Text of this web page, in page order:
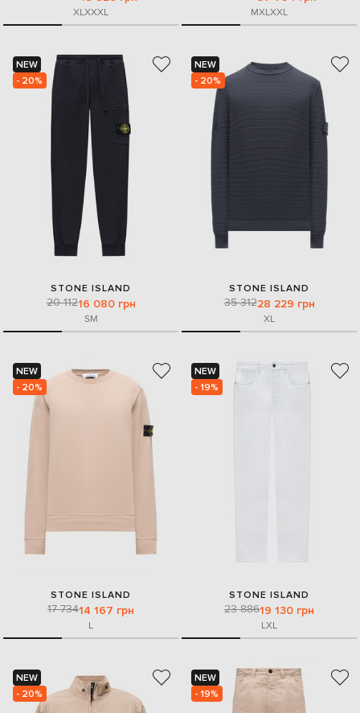
XLXXXL MXLXXL
NEW
- 20%
STONE ISLAND
20 11216 080 грн
SM
NEW
- 20%
STONE ISLAND
35 31228 229 грн
XL
NEW
- 20%
STONE ISLAND
17 73414 167 грн
L
NEW
- 19%
STONE ISLAND
23 88619 130 грн
LXL
NEW
- 20%
NEW
- 19%